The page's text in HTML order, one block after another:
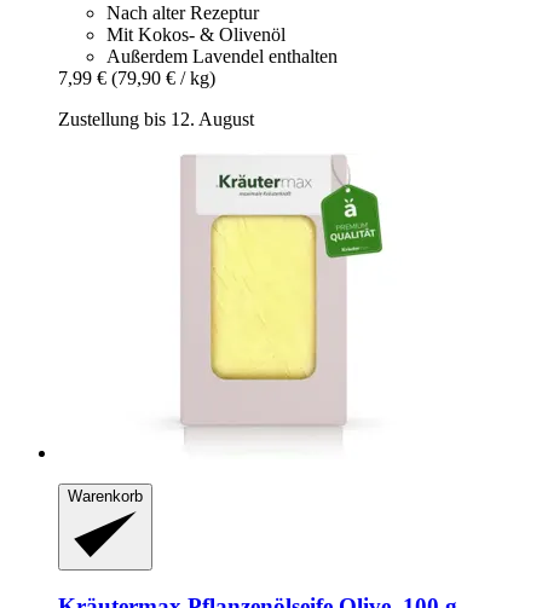
Nach alter Rezeptur
Mit Kokos- & Olivenöl
Außerdem Lavendel enthalten
7,99 € (79,90 € / kg)
Zustellung bis 12. August
Warenkorb